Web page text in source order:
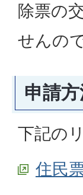
除票の
せんの
申請
下記の
住民